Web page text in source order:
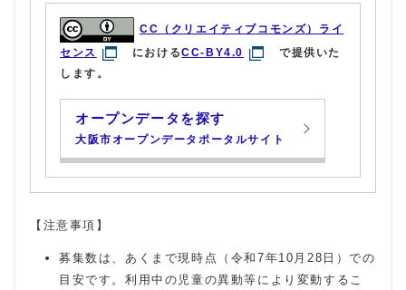
CC（クリエイティブコモンズ）ライ
センス
におけるCC-BY4.0
で提供いた
します。
オープンデータを探す
大阪市オープンデータポータルサイト
【注意事項】
募集数は、あくまで現時点（令和7年10月28日）での
目安です。利用中の児童の異動等により変動するこ